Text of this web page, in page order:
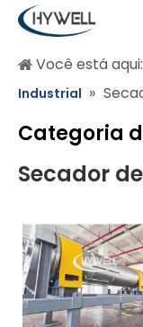
Você está aqui:
Industrial »
Categoria
Secador